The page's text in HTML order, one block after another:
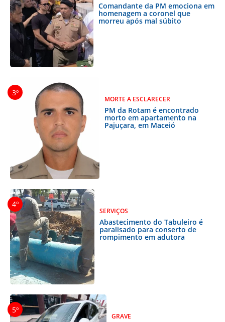
Comandante da PM emociona em
homenagem a coronel que
morreu após mal súbito
MORTE A ESCLARECER
PM da Rotam é encontrado
morto em apartamento na
Pajuçara, em Maceió
SERVIÇOS
Abastecimento do Tabuleiro é
paralisado para conserto de
rompimento em adutora
GRAVE